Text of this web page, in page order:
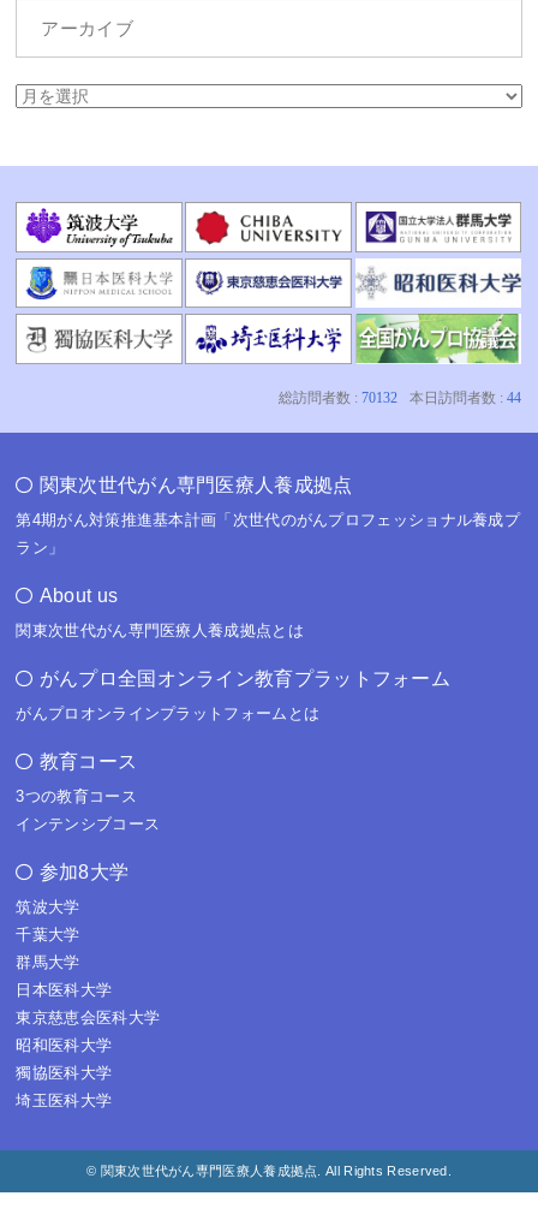
アーカイブ
関東次世代がん専門医療人養成拠点
第4期がん対策推進基本計画「次世代のがんプロフェッショナル養成プ
ラン」
About us
関東次世代がん専門医療人養成拠点とは
がんプロ全国オンライン教育プラットフォーム
がんプロオンラインプラットフォームとは
教育コース
3つの教育コース
インテンシブコース
参加8大学
筑波大学
千葉大学
群馬大学
日本医科大学
東京慈恵会医科大学
昭和医科大学
獨協医科大学
埼玉医科大学
© 関東次世代がん専門医療人養成拠点. All Rights Reserved.